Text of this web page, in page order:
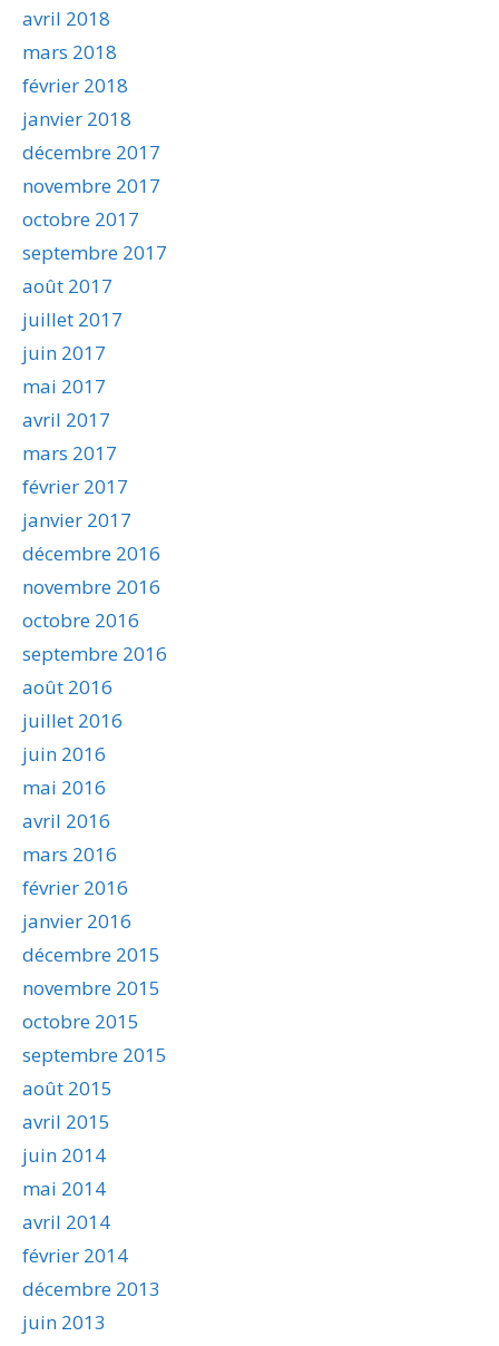
avril 2018
mars 2018
février 2018
janvier 2018
décembre 2017
novembre 2017
octobre 2017
septembre 2017
août 2017
juillet 2017
juin 2017
mai 2017
avril 2017
mars 2017
février 2017
janvier 2017
décembre 2016
novembre 2016
octobre 2016
septembre 2016
août 2016
juillet 2016
juin 2016
mai 2016
avril 2016
mars 2016
février 2016
janvier 2016
décembre 2015
novembre 2015
octobre 2015
septembre 2015
août 2015
avril 2015
juin 2014
mai 2014
avril 2014
février 2014
décembre 2013
juin 2013